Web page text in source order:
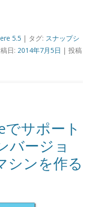
5.5 | タグ: スナップシ
日: 2014年7月5日 | 投稿
サポート
バージョ
シンを作る